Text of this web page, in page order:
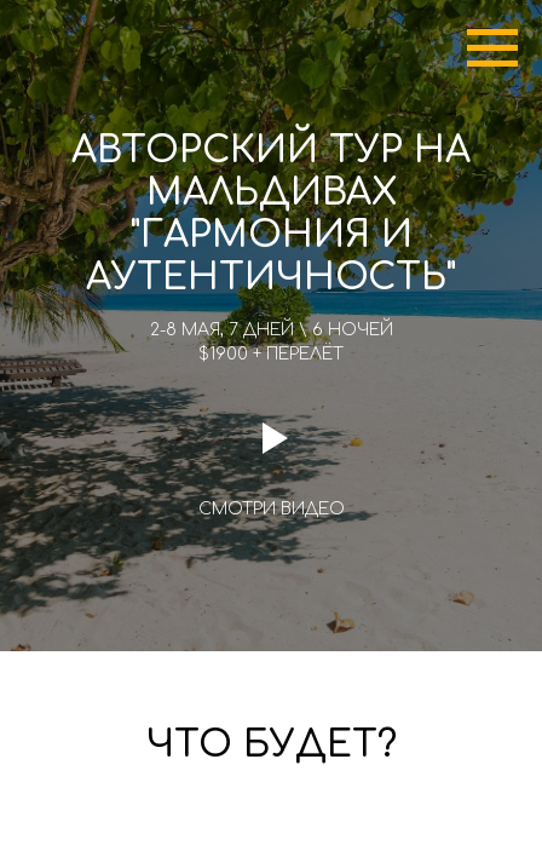
АВТОРСКИЙ ТУР НА
МАЛЬДИВАХ
"ГАРМОНИЯ И
АУТЕНТИЧНОСТЬ"
2-8 МАЯ, 7 ДНЕЙ \ 6 НОЧЕЙ
$1900 + ПЕРЕЛЁТ
СМОТРИ ВИДЕО
ЧТО БУДЕТ?